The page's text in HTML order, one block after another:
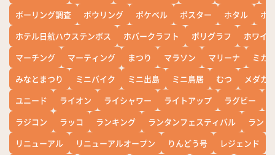
ボーリング調査
ボウリング ポケベル ポスター ホタル
ホ
ホテル日航ハウステンボス
ホバークラフト ポリグラフ
ホワイ
マーチング
マーティング まつり マラソン マリーナ
ミカ
みなとまつり
ミニバイク ミニ出島 ミニ鳥居 むつ
メダカ
ユニード
ライオン ライシャワー ライトアップ ラグビー
ラジコン
ラッコ ランキング ランタンフェスティバル
ランド
リニューアル
リニューアルオープン りんどう号 レジェンド